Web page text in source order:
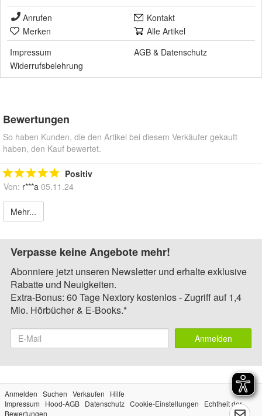
Anrufen
Kontakt
Merken
Alle Artikel
Impressum
AGB & Datenschutz
Widerrufsbelehrung
Bewertungen
So haben Kunden, die den Artikel bei diesem Verkäufer gekauft
haben, den Kauf bewertet.
Positiv
Von: r***a 05.11.24
Mehr...
Verpasse keine Angebote mehr!
Abonniere jetzt unseren Newsletter und erhalte exklusive
Rabatte und Neuigkeiten.
Extra-Bonus: 60 Tage Nextory kostenlos - Zugriff auf 1,4
Mio. Hörbücher & E-Books.*
Anmelden
Anmelden Suchen Verkaufen
Hilfe
Impressum
Hood-AGB Datenschutz Cookie-Einstellungen
Echtheit der
Bewertungen